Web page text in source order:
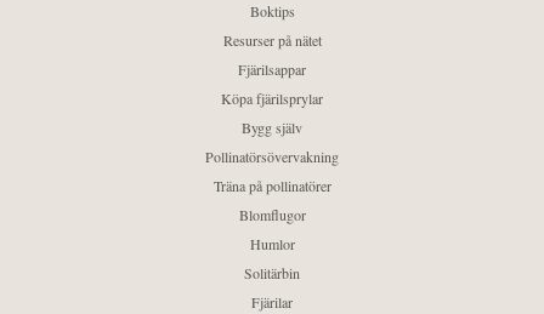
Boktips
Resurser på nätet
Fjärilsappar
Köpa fjärilsprylar
Bygg själv
Pollinatörsövervakning
Träna på pollinatörer
Blomflugor
Humlor
Solitärbin
Fjärilar